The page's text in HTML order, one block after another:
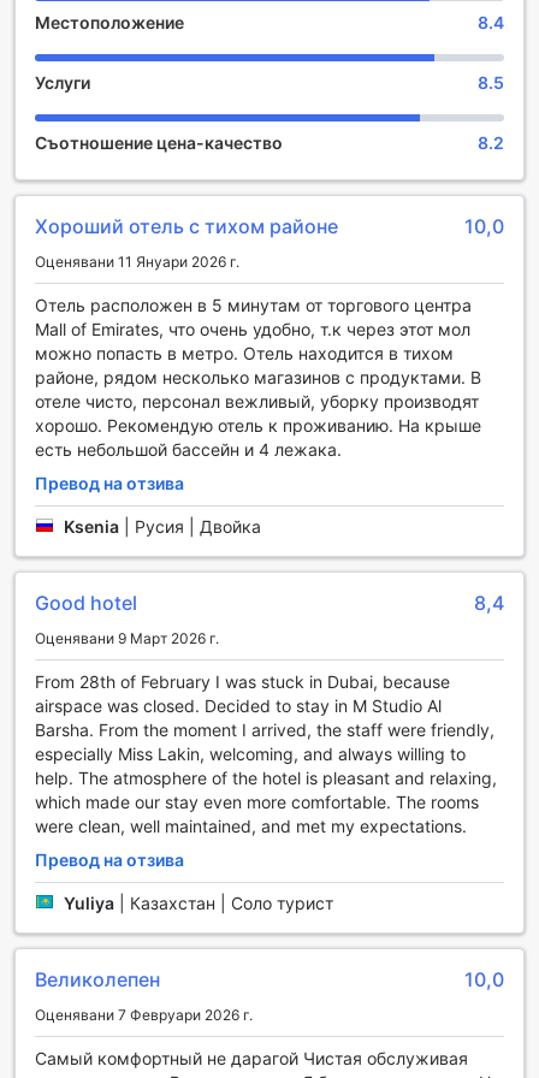
Развлекателни съоръжения в Studio M Al Barsha Hotel
by Millennium
В Studio M Al Barsha Hotel by Millennium гостите могат да
благодарение на специализирания магазин за
подаръци и сувенири. Този магазин предлага
разнообразие от автентични местни артикули и
пътуване в Дубай. Независимо дали търсите специален
сувенир за себе си или подарък за близък, тук ще
намерите нещо уникално, което ще запечата спомените
от вашето посещение.
Магазинът е проектиран да предложи не само
разнообразие от артикули, но и приятно пазаруване в
уютна обстановка. Със своята стратегическа локация в
хотела, той е лесно достъпен за всички гости, които
искат да се потопят в местната култура и традиции. Не
пропускайте възможността да се възползвате от това
допълнителна стойност на вашия престой в Studio M Al
Barsha.
Спортни съоръжения в Studio M Al Barsha Hotel
В Studio M Al Barsha Hotel by Millennium, спортът и
активният начин на живот са на преден план. Хотелът
предлага безплатен фитнес център, който е идеален за
гостите, които искат да поддържат форма по време на
престоя си. Съоръжението е оборудвано с модерни
уреди за тренировки, включително кардио машини и
тежести, позволяващи на всеки да се наслади на
индивидуални тренировки в удобно за него време.
За тези, които предпочитат да тренират по всяко време
на денонощието, 24-часовият фитнес център е на
разположение на гостите. Независимо дали сте ранен
птичка или нощна сова, можете да се насладите на
интензивна тренировка, без да се притеснявате за
оборудване, фитнес центърът на Studio M Al Barsha Hotel
е перфектното място за спорт и рехабилитация, което
през целия ви престой в Дубай.
Удобства за комфорт и удобство в Studio M Al Barsha
Местоположение 8.4
Услуги 8.5
Съотношение цена-качество 8.2
Хороший отель с тихом районе 10,0
Оценявани 11 Януари 2026 г.
Отель расположен в 5 минутам от торгового центра
Mall of Emirates, что очень удобно, т.к через этот мол
можно попасть в метро. Отель находится в тихом
районе, рядом несколько магазинов с продуктами. В
отеле чисто, персонал вежливый, уборку производят
хорошо. Рекомендую отель к проживанию. На крыше
есть небольшой бассейн и 4 лежака.
Превод на отзива
Ksenia Русия | Двойка
Good hotel 8,4
Оценявани 9 Март 2026 г.
From 28th of February I was stuck in Dubai, because
airspace was closed. Decided to stay in M Studio Al
Barsha. From the moment I arrived, the staff were friendly,
especially Miss Lakin, welcoming, and always willing to
help. The atmosphere of the hotel is pleasant and relaxing,
which made our stay even more comfortable. The rooms
were clean, well maintained, and met my expectations.
Превод на отзива
Yuliya Казахстан | Соло турист
Великолепен 10,0
Оценявани 7 Февруари 2026 г.
Самый комфортный не дарагой Чистая обслуживая